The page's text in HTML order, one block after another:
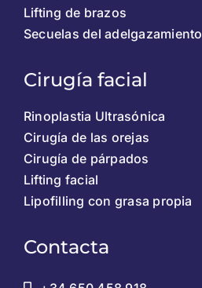
Lifting de brazos
Secuelas del adelgazamiento
Cirugía facial
Rinoplastia Ultrasónica
Cirugía de las orejas
Cirugía de párpados
Lifting facial
Lipofilling con grasa propia
Contacta